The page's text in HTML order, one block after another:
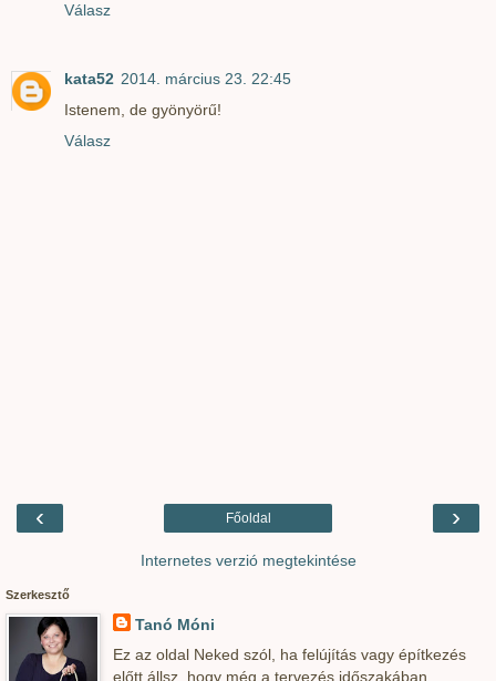
Válasz
kata52 2014. március 23. 22:45
Istenem, de gyönyörű!
Válasz
‹ ›
Főoldal
Internetes verzió megtekintése
Szerkesztő
Tanó Móni
Ez az oldal Neked szól, ha felújítás vagy építkezés
előtt állsz, hogy még a tervezés időszakában